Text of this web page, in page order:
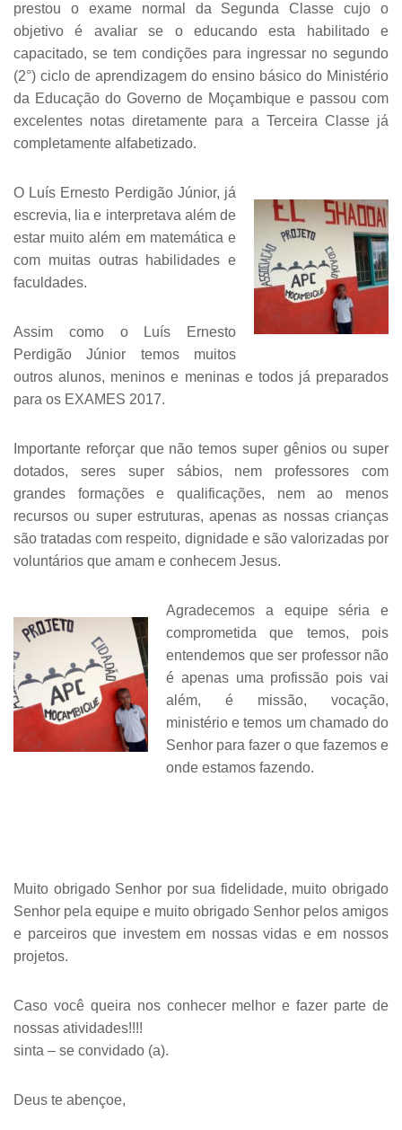
prestou o exame normal da Segunda Classe cujo o
objetivo é avaliar se o educando esta habilitado e
capacitado, se tem condições para ingressar no segundo
(2°) ciclo de aprendizagem do ensino básico do Ministério
da Educação do Governo de Moçambique e passou com
excelentes notas diretamente para a Terceira Classe já
completamente alfabetizado.
O Luís Ernesto Perdigão Júnior, já
escrevia, lia e interpretava além de
estar muito além em matemática e
com muitas outras habilidades e
faculdades.
Assim como o Luís Ernesto
Perdigão Júnior temos muitos
outros alunos, meninos e meninas e todos já preparados
para os EXAMES 2017.
Importante reforçar que não temos super gênios ou super
dotados, seres super sábios, nem professores com
grandes formações e qualificações, nem ao menos
recursos ou super estruturas, apenas as nossas crianças
são tratadas com respeito, dignidade e são valorizadas por
voluntários que amam e conhecem Jesus.
Agradecemos a equipe séria e
comprometida que temos, pois
entendemos que ser professor não
é apenas uma profissão pois vai
além, é missão, vocação,
ministério e temos um chamado do
Senhor para fazer o que fazemos e
onde estamos fazendo.
Muito obrigado Senhor por sua fidelidade, muito obrigado
Senhor pela equipe e muito obrigado Senhor pelos amigos
e parceiros que investem em nossas vidas e em nossos
projetos.
Caso você queira nos conhecer melhor e fazer parte de
nossas atividades!!!!
sinta – se convidado (a).
Deus te abençoe,